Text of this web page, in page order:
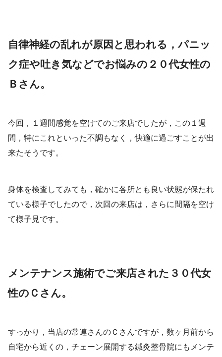
自律神経の乱れが原因と思われる，パニッ
ク症や吐き気などでお悩みの２０代女性の
Ｂさん。
今回，１週間感覚を空けてのご来店でしたが，この１週
間，特にこれといった不調もなく，快適に過ごすことが出
来たそうです。
身体を検査してみても，確かに各所とも良い状態が保たれ
ている様子でしたので，次回の来店は，さらに間隔を空け
て様子見です。
メンテナンス施術でご来店された３０代女
性のＣさん。
すっかり，当店の常連さんのＣさんですが，数ヶ月前から
自宅から近くの，チェーン展開する鍼灸整骨院にもメンテ